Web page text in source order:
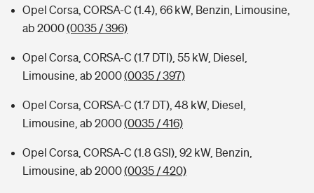
Sie haben Fragen?
Opel Corsa, CORSA-C (1.4), 66 kW, Benzin, Limousine,
ab 2000(0035 / 396)
Opel Corsa, CORSA-C (1.7 DTI), 55 kW, Diesel,
Limousine, ab 2000(0035 / 397)
Opel Corsa, CORSA-C (1.7 DT), 48 kW, Diesel,
Limousine, ab 2000(0035 / 416)
Opel Corsa, CORSA-C (1.8 GSI), 92 kW, Benzin,
Limousine, ab 2000(0035 / 420)